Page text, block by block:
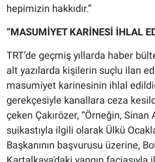
hepimizin hakkıdır.”
“MASUMİYET KARİNESİ İHLAL
TRT’de geçmiş yıllarda haber
alt yazılarda kişilerin suçlu ilan
masumiyet karinesinin ihlal
gerekçesiyle kanallara ceza
çeken Çakırözer, “Örneğin, Sinan
suikastıyla ilgili olarak Ülkü
Başkanının başvurusu üzerine,